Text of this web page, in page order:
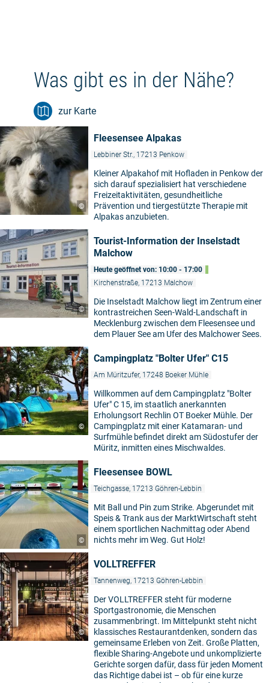
Was gibt es in der Nähe?
zur Karte
©
Fleesensee Alpakas
Lebbiner Str., 17213 Penkow
Kleiner Alpakahof mit Hofladen in Penkow der
sich darauf spezialisiert hat verschiedene
Freizeitaktivitäten, gesundheitliche
Prävention und tiergestützte Therapie mit
Alpakas anzubieten.
©
Tourist-Information der Inselstadt
Malchow
Heute geöffnet von: 10:00 - 17:00
Kirchenstraße, 17213 Malchow
Die Inselstadt Malchow liegt im Zentrum einer
kontrastreichen Seen-Wald-Landschaft in
Mecklenburg zwischen dem Fleesensee und
dem Plauer See am Ufer des Malchower Sees.
©
Campingplatz "Bolter Ufer" C15
Am Müritzufer, 17248 Boeker Mühle
Willkommen auf dem Campingplatz "Bolter
Ufer" C 15, im staatlich anerkannten
Erholungsort Rechlin OT Boeker Mühle. Der
Campingplatz mit einer Katamaran- und
Surfmühle befindet direkt am Südostufer der
Müritz, inmitten eines Mischwaldes.
©
Fleesensee BOWL
Teichgasse, 17213 Göhren-Lebbin
Mit Ball und Pin zum Strike. Abgerundet mit
Speis & Trank aus der MarktWirtschaft steht
einem sportlichen Nachmittag oder Abend
nichts mehr im Weg. Gut Holz!
©
VOLLTREFFER
Tannenweg, 17213 Göhren-Lebbin
Der VOLLTREFFER steht für moderne
Sportgastronomie, die Menschen
zusammenbringt. Im Mittelpunkt steht nicht
klassisches Restaurantdenken, sondern das
gemeinsame Erleben von Zeit. Große Platten,
flexible Sharing-Angebote und unkomplizierte
Gerichte sorgen dafür, dass für jeden Moment
das Richtige dabei ist – ob für eine kurze